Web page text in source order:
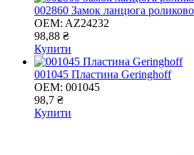
002860 Замок ланцюга
OEM: AZ24232
98,88 ₴
Купити
001045 Пластина Geringhoff
OEM: 001045
98,7 ₴
Купити